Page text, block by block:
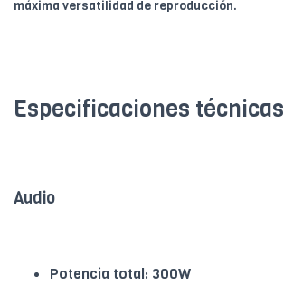
máxima versatilidad de reproducción.
Especificaciones técnicas
Audio
Potencia total: 300W